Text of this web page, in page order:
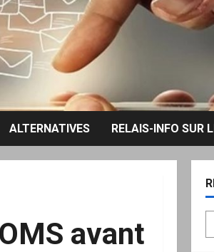
ALTERNATIVES RELAIS-INFO SUR
avant